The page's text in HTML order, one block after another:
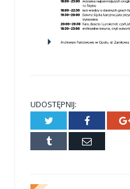
UDOSTĘPNIJ:
Twitter Facebook
Tumblr
E-